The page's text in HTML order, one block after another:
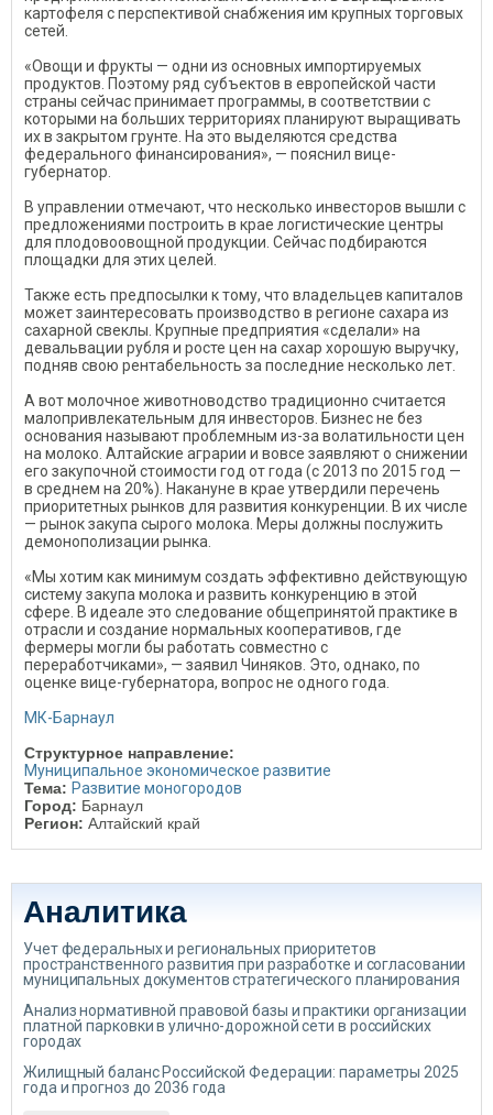
картофеля с перспективой снабжения им крупных торговых
сетей.
«Овощи и фрукты — одни из основных импортируемых
продуктов. Поэтому ряд субъектов в европейской части
страны сейчас принимает программы, в соответствии с
которыми на больших территориях планируют выращивать
их в закрытом грунте. На это выделяются средства
федерального финансирования», — пояснил вице-
губернатор.
В управлении отмечают, что несколько инвесторов вышли с
предложениями построить в крае логистические центры
для плодовоовощной продукции. Сейчас подбираются
площадки для этих целей.
Также есть предпосылки к тому, что владельцев капиталов
может заинтересовать производство в регионе сахара из
сахарной свеклы. Крупные предприятия «сделали» на
девальвации рубля и росте цен на сахар хорошую выручку,
подняв свою рентабельность за последние несколько лет.
А вот молочное животноводство традиционно считается
малопривлекательным для инвесторов. Бизнес не без
основания называют проблемным из-за волатильности цен
на молоко. Алтайские аграрии и вовсе заявляют о снижении
его закупочной стоимости год от года (с 2013 по 2015 год —
в среднем на 20%). Накануне в крае утвердили перечень
приоритетных рынков для развития конкуренции. В их числе
— рынок закупа сырого молока. Меры должны послужить
демонополизации рынка.
«Мы хотим как минимум создать эффективно действующую
систему закупа молока и развить конкуренцию в этой
сфере. В идеале это следование общепринятой практике в
отрасли и создание нормальных кооперативов, где
фермеры могли бы работать совместно с
переработчиками», — заявил Чиняков. Это, однако, по
оценке вице-губернатора, вопрос не одного года.
МК-Барнаул
Структурное направление:
Муниципальное экономическое развитие
Тема: Развитие моногородов
Город: Барнаул
Регион: Алтайский край
Аналитика
Учет федеральных и региональных приоритетов
пространственного развития при разработке и согласовании
муниципальных документов стратегического планирования
Анализ нормативной правовой базы и практики организации
платной парковки в улично-дорожной сети в российских
городах
Жилищный баланс Российской Федерации: параметры 2025
года и прогноз до 2036 года